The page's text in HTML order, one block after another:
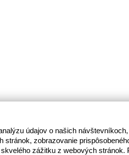
údajov o našich
stránok, zobrazovanie
zážitku z webových stránok.